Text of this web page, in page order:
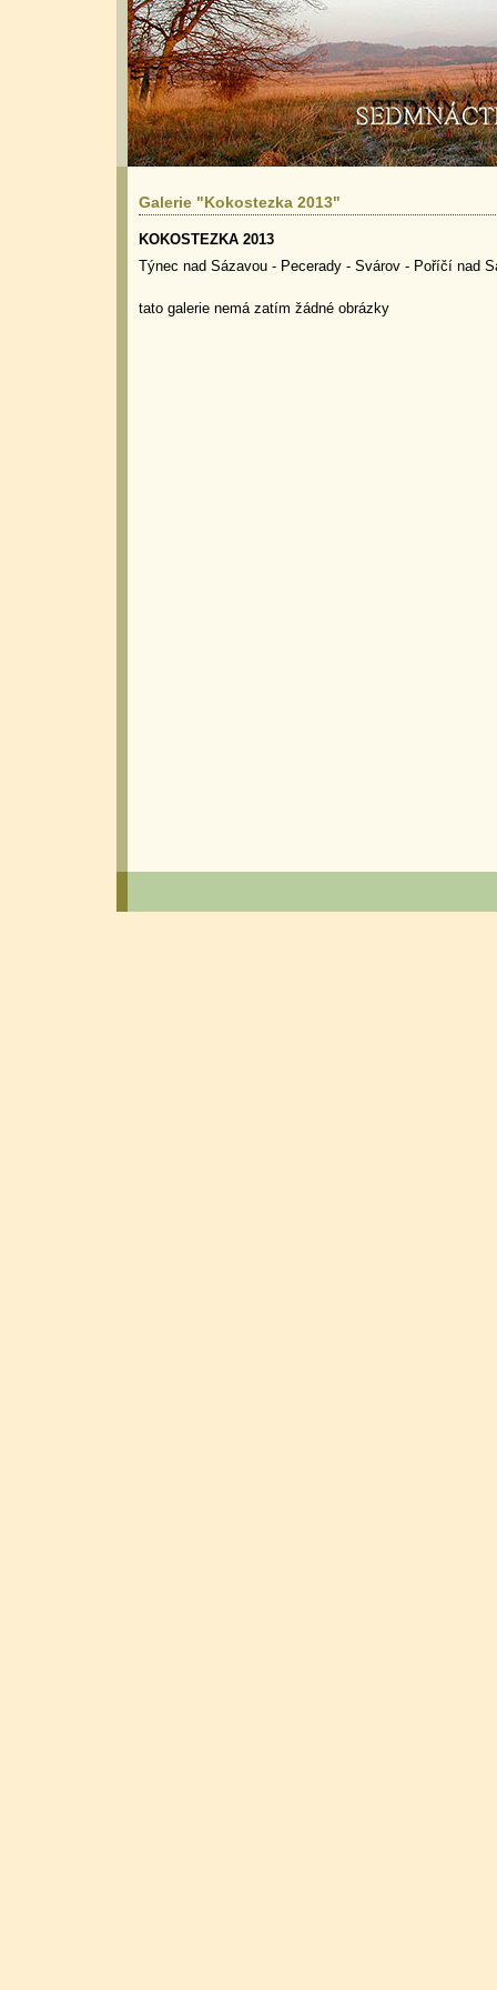
Galerie "Kokostezka 2013"
KOKOSTEZKA 2013
Týnec nad Sázavou - Pecerady - Svárov - Poříčí nad
tato galerie nemá zatím žádné obrázky